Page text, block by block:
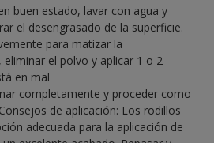
buen estado, lavar con agua y
el desengrasado de la superficie.
para matizar la
el polvo y aplicar 1 o 2
en mal
completamente y proceder como
de aplicación: Los rodillos
adecuada para la aplicación de